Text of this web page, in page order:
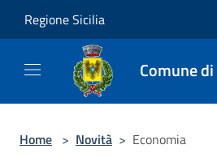
Regione Sicilia
Comune
Home > Novità > Economia